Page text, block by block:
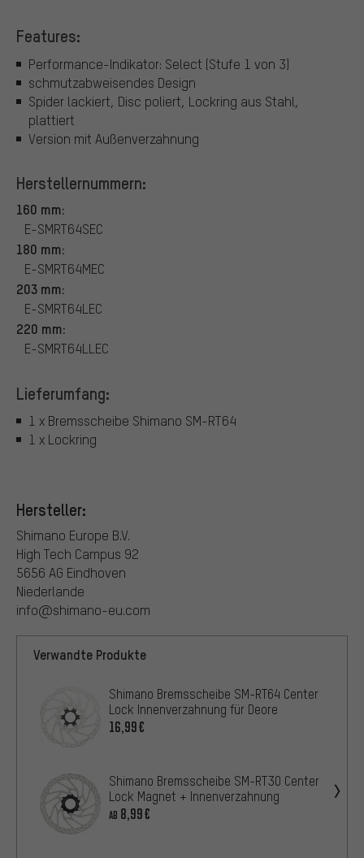
Features:
Performance-Indikator: Select (Stufe 1 von 3)
schmutzabweisendes Design
Spider lackiert, Disc poliert, Lockring aus Stahl,
plattiert
Version mit Außenverzahnung
Herstellernummern:
160 mm:
E-SMRT64SEC
180 mm:
E-SMRT64MEC
203 mm:
E-SMRT64LEC
220 mm:
E-SMRT64LLEC
Lieferumfang:
1 x Bremsscheibe Shimano SM-RT64
1 x Lockring
Hersteller:
Shimano Europe B.V.
High Tech Campus 92
5656 AG Eindhoven
Niederlande
info@shimano-eu.com
Verwandte Produkte
Shimano Bremsscheibe SM-RT64 Center
Lock Innenverzahnung für Deore
16,99€
Shimano Bremsscheibe SM-RT30 Center
Lock Magnet + Innenverzahnung
AB 8,99€